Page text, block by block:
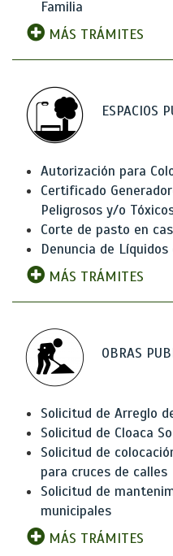
Familia
MÁS TRÁMITES
ESPACIOS
Autorización para
Certificado
Peligrosos y/o
Corte de pasto en
Denuncia de
MÁS TRÁMITES
OBRAS
Solicitud de Arreglo
Solicitud de Cloaca
Solicitud de
para cruces de calles
Solicitud de
municipales
MÁS TRÁMITES